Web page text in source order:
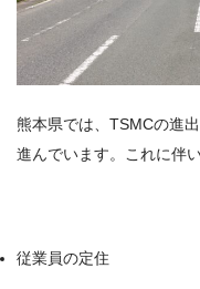
熊本県では、TSMCの進
進んでいます。これに伴
従業員の定住